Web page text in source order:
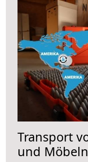
Transport
und